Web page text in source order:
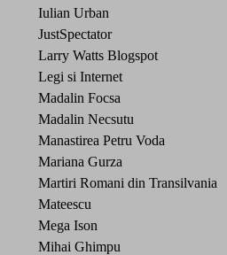
Iulian Urban
JustSpectator
Larry Watts Blogspot
Legi si Internet
Madalin Focsa
Madalin Necsutu
Manastirea Petru Voda
Mariana Gurza
Martiri Romani din Transilvania
Mateescu
Mega Ison
Mihai Ghimpu